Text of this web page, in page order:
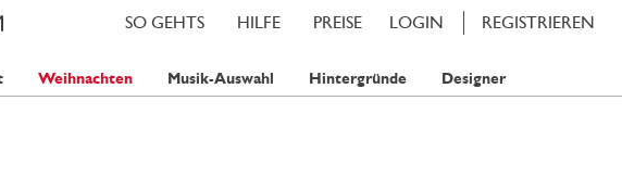
LOGIN REGISTRIEREN
PREISE
HILFE
SO GEHTS
Weihnachten Musik-Auswahl Hintergründe Designer